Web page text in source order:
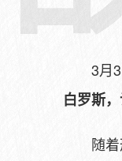
3月
白罗斯
随